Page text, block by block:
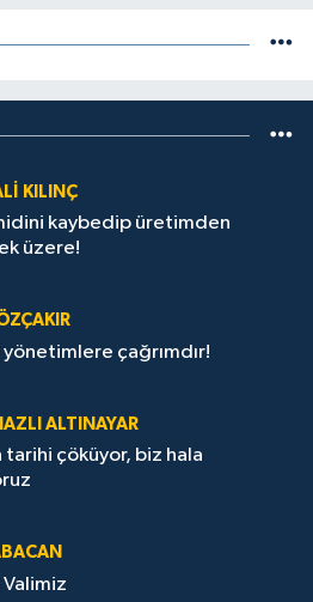
KILINÇ
kaybedip üretimden
üzere!
yönetimlere çağrımdır!
ALTINAYAR
çöküyor, biz hala
Valimiz